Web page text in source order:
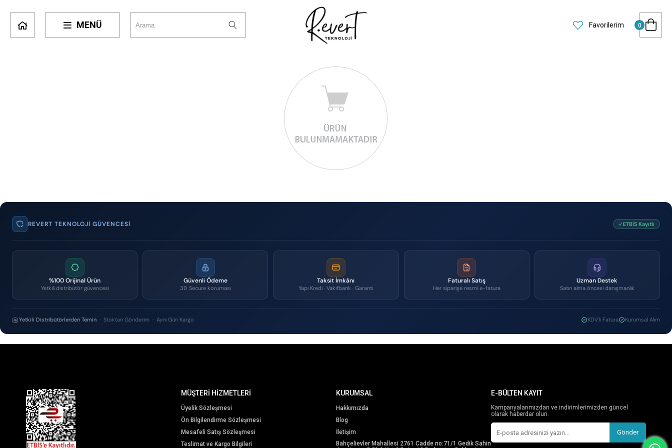
MENÜ Favorilerim 0
REVERT TEKNOLOJI GÜVENCESI ✓ETBİS Kayıtlı
%100 Orijinal Ürün
Yetkili distribütör güvencesi
Güvenli Ödeme
3D Secure koruması
Taksit İmkânı
Yapı Kredi · Vakıfbank · Garanti
Faturalı Satış
Her siparişe resmi e-fatura
Uzman Destek
Satın alma öncesi danışmanlık
Yetkili Distribütörlerden Temin · Stoktan Gönderim · Aynı Gün Kargo KDV'li Fatura Kurumsal Alım
MÜŞTERİ HİZMETLERİ
Üyelik Sözleşmesi
Ön Bilgilendirme Sözleşmesi
Mesafeli Satış Sözleşmesi
Teslimat ve Kargo Bilgileri
KURUMSAL
Hakkımızda
Blog
İletişim
Bahçelievler Mahallesi 2761 Cadde no:71/1 Gedik Sahin
E-BÜLTEN KAYIT
Kampanyalarımızdan ve indirimlerimizden güncel
olarak haberdar olun.
Gönder